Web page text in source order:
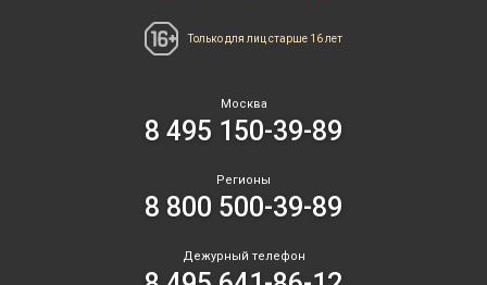
Только для лиц старше 16 лет
Москва
8 495 150-39-89
Регионы
8 800 500-39-89
Дежурный телефон